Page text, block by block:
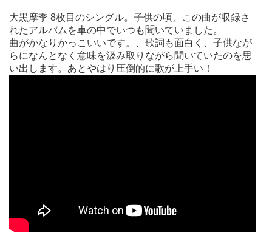
大黒摩季 8枚目のシングル。子供の頃、この曲が収録さ
れたアルバムを車の中でいつも聞いていました。
曲がかなりかっこいいです。、歌詞も面白く、子供なが
らになんとなく意味を汲み取りながら聞いていたのを思
い出します。あとやはり圧倒的に歌が上手い！